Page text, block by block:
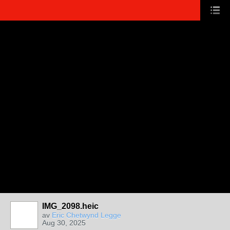
IMG_2098.heic
av Eric Chetwynd Legge
Aug 30, 2025